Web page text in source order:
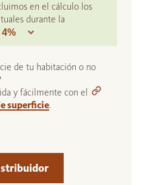
en el cálculo los
durante la
de tu habitación o no
y fácilmente con el
superficie.